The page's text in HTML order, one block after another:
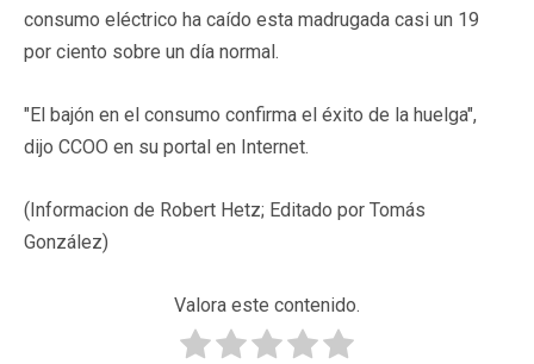
consumo eléctrico ha caído esta madrugada casi un 19
por ciento sobre un día normal.
"El bajón en el consumo confirma el éxito de la huelga",
dijo CCOO en su portal en Internet.
(Informacion de Robert Hetz; Editado por Tomás
González)
Valora este contenido.